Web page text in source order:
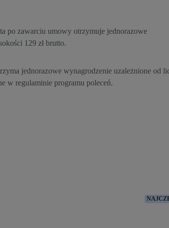
po zawarciu umowy otrzymuje jednorazowe
129 zł brutto.
jednorazowe wynagrodzenie uzależnione od
w regulaminie programu poleceń.